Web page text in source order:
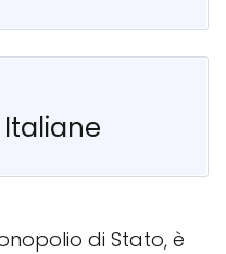
di Stato, è